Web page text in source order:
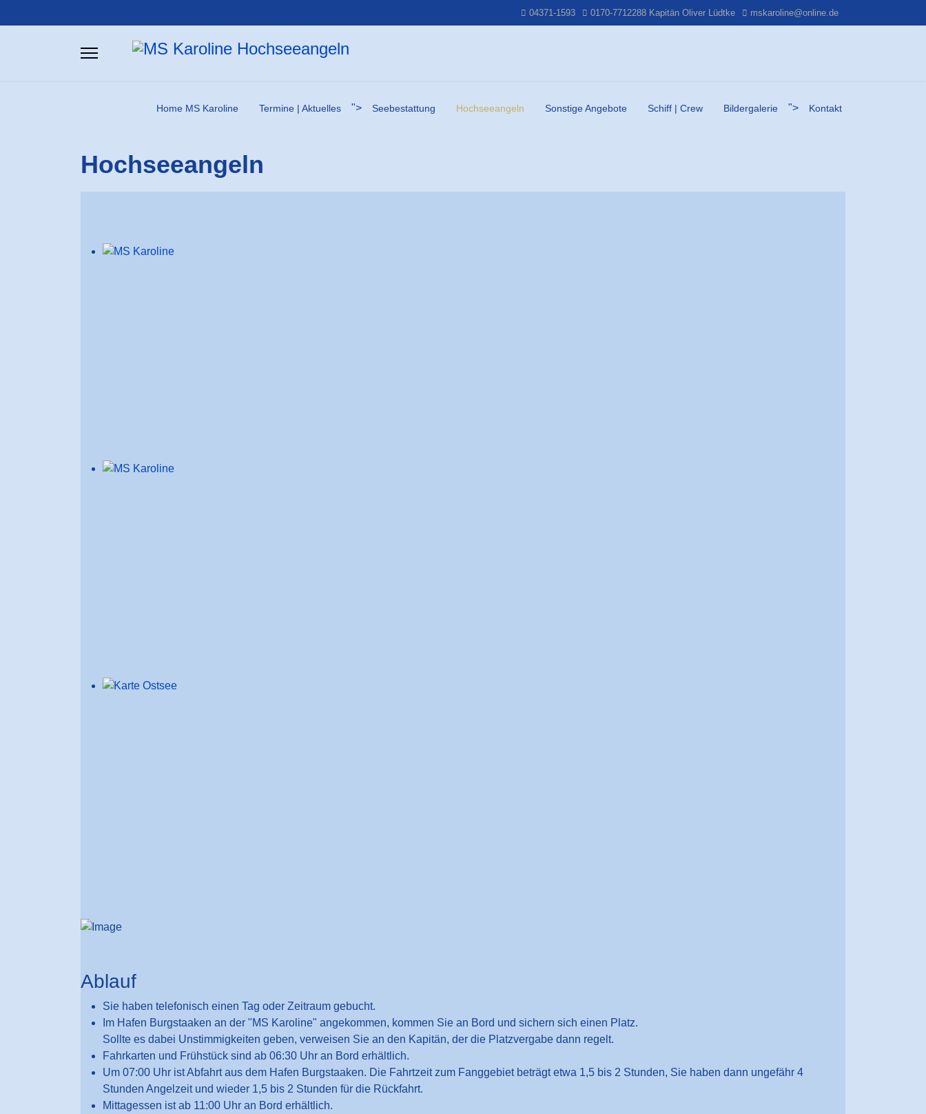
04371-1593 0170-7712288 Kapitän Oliver Lüdtke mskaroline@online.de
Home MS Karoline Termine | Aktuelles "> Seebestattung Hochseeangeln Sonstige Angebote Schiff | Crew Bildergalerie "> Kontakt
Hochseeangeln
Ablauf
Sie haben telefonisch einen Tag oder Zeitraum gebucht.
Im Hafen Burgstaaken an der "MS Karoline" angekommen, kommen Sie an Bord und sichern sich einen Platz.
Sollte es dabei Unstimmigkeiten geben, verweisen Sie an den Kapitän, der die Platzvergabe dann regelt.
Fahrkarten und Frühstück sind ab 06:30 Uhr an Bord erhältlich.
Um 07:00 Uhr ist Abfahrt aus dem Hafen Burgstaaken. Die Fahrtzeit zum Fanggebiet beträgt etwa 1,5 bis 2 Stunden, Sie haben dann ungefähr 4
Stunden Angelzeit und wieder 1,5 bis 2 Stunden für die Rückfahrt.
Mittagessen ist ab 11:00 Uhr an Bord erhältlich.